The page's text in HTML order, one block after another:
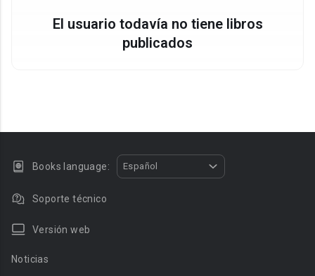
El usuario todavía no tiene libros
publicados
Books language: Español
Soporte técnico
Versión web
Noticias